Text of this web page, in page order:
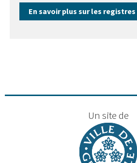
En savoir plus sur les
Un site de